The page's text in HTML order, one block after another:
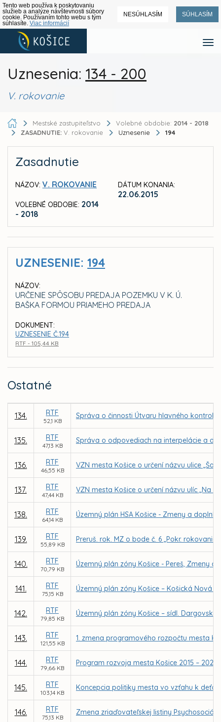
Tento web používa k poskytovaniu
služieb a analýze návštevnosti súbory
cookie. Používaním tohto webu s tým
súhlasíte. Viac informácií
NESÚHLASÍM SÚHLASÍM
Uznesenia: 134 - 200
V. rokovanie
Mestské zastupiteľstvo Volebné obdobie: 2014 - 2018
ZASADNUTIE: V. rokovanie Uznesenie 194
Zasadnutie
NÁZOV: V. ROKOVANIE
VOLEBNÉ OBDOBIE: 2014
- 2018
DÁTUM KONANIA:
22.06.2015
UZNESENIE: 194
NÁZOV:
URČENIE SPÔSOBU PREDAJA POZEMKU V K. Ú.
BAŠKA FORMOU PRIAMEHO PREDAJA
DOKUMENT:
UZNESENIE Č.194
RTF - 105,44 KB
Ostatné
134. RTF
52,1 KB
Správa o činnosti Útvaru hlavného
135. RTF
47,13 KB
Správa o odpovediach na interpelácie a
136. RTF
46,55 KB
VZN mesta Košice o určení názvu ulice
137. RTF
47,44 KB
VZN mesta Košice o určení názvu ulíc „Na
138. RTF
64,14 KB
Územný plán HSA Košice - Zmeny a doplnky
139. RTF
55,89 KB
Preruš. rok. MZ o bode č. 6 „Pokr.
140. RTF
70,79 KB
Územný plán zóny Košice - Pereš, Zmeny a
141. RTF
75,15 KB
Územný plán zóny Košice – Košická Nová
142. RTF
79,85 KB
Územný plán zóny Košice – sídl.
143. RTF
121,55 KB
1. zmena programového rozpočtu mesta
144. RTF
79,66 KB
Program rozvoja mesta Košice 2015 –
145. RTF
103,14 KB
Koncepcia politiky mesta vo vzťahu k
146. RTF
75,13 KB
Zmena zriaďovateľskej listiny